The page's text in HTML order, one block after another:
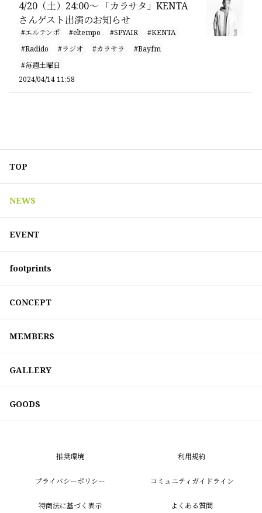
4/20（土）24:00〜 「カラサタ」KENTA
さんゲスト出演のお知らせ
#エルテンポ #eltempo #SPYAIR
#KENTA
#Radido
#ラジオ #カラサラ
#Bayfm
#毎週土曜日
2024/04/14 11:58
TOP
NEWS
EVENT
footprints
CONCEPT
MEMBERS
GALLERY
GOODS
推奨環境 利用規約
プライバシーポリシー コミュニティガイドライン
特商法に基づく表示 よくある質問